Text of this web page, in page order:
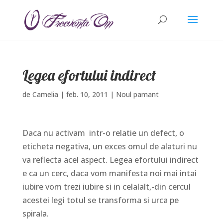
Legea efortului indirect
de Camelia | feb. 10, 2011 | Noul pamant
Daca nu activam intr-o relatie un defect, o
eticheta negativa, un exces omul de alaturi nu
va reflecta acel aspect. Legea efortului indirect
e ca un cerc, daca vom manifesta noi mai intai
iubire vom trezi iubire si in celalalt,-din cercul
acestei legi totul se transforma si urca pe
spirala.